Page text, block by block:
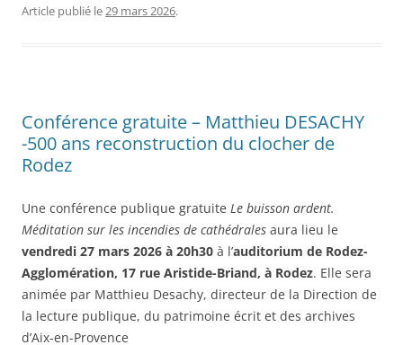
Article publié le29 mars 2026.
Conférence gratuite – Matthieu DESACHY
-500 ans reconstruction du clocher de
Rodez
Une conférence publique gratuite Le buisson ardent.
Méditation sur les incendies de cathédrales aura lieu le
vendredi 27 mars 2026 à 20h30 à l’auditorium de Rodez-
Agglomération, 17 rue Aristide-Briand, à Rodez. Elle sera
animée par Matthieu Desachy, directeur de la Direction de
la lecture publique, du patrimoine écrit et des archives
d’Aix-en-Provence